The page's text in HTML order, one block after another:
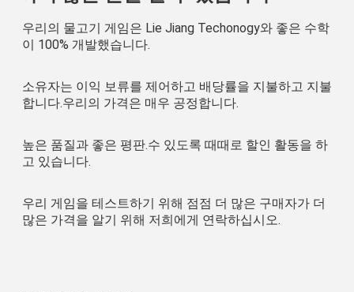
우리의 물고기 게임은 Lie Jiang Techonogy와 좋은 수학
이 100% 개발했습니다.
소유자는 이익 보류를 제어하고 배당률을 지불하고 지불
합니다.우리의 가격은 매우 공정합니다.
높은 품질과 좋은 평판.수 있도록 때때로 할인 활동을 하
고 있습니다.
우리 게임을 테스트하기 위해 점점 더 많은 구매자가 더
많은 가격을 알기 위해 저희에게 연락하십시오.